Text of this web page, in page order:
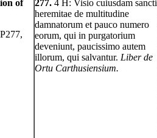
of
277. 4 H: Visio cuiusdam sancti
heremitae de multitudine
damnatorum et pauco numero
eorum, qui in purgatorium
deveniunt, paucissimo autem
illorum, qui salvantur. Liber de
Ortu Carthusiensium.